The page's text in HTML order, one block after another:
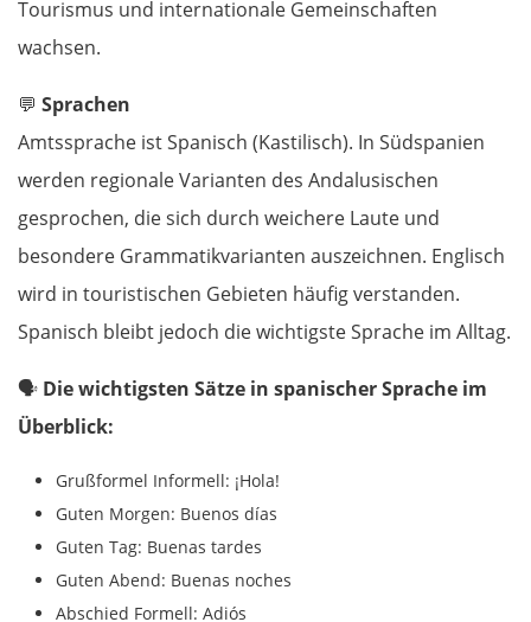
Tourismus und internationale Gemeinschaften
wachsen.
💬 Sprachen
Amtssprache ist Spanisch (Kastilisch). In Südspanien
werden regionale Varianten des Andalusischen
gesprochen, die sich durch weichere Laute und
besondere Grammatikvarianten auszeichnen. Englisch
wird in touristischen Gebieten häufig verstanden.
Spanisch bleibt jedoch die wichtigste Sprache im Alltag.
🗣️ Die wichtigsten Sätze in spanischer Sprache im
Überblick:
Grußformel Informell: ¡Hola!
Guten Morgen: Buenos días
Guten Tag: Buenas tardes
Guten Abend: Buenas noches
Abschied Formell: Adiós
Wyszków
Żyrardów
Łódź
Posen
Nowy Tomyśl
Schwiebus
Deutschland Ost